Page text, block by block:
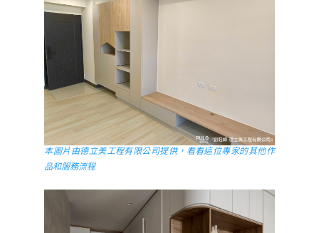
本圖片由德立美工程有限公司提供，看看這位專家的其他作
品和服務流程